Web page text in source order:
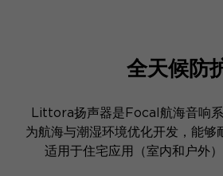
全天候防
Littora扬声器是Focal航海音响
为航海与潮湿环境优化开发，能够
适用于住宅应用（室内和户外）